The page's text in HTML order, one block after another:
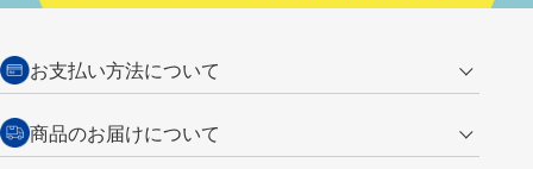
お支払い方法について
クレジットカード
商品のお届けについて